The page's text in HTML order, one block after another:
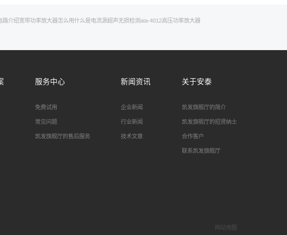
路介绍宽带功率放大器怎么用 什么是电流源超声无损检测ata-4012高压功率放大器
服务中心
免费试用
常见问题
凯发旗舰厅的售后服务
新闻资讯
企业新闻
行业新闻
技术文章
关于安泰
凯发旗舰厅的简介
凯发旗舰厅的招贤纳士
合作客户
联系凯发旗舰厅
网站地图